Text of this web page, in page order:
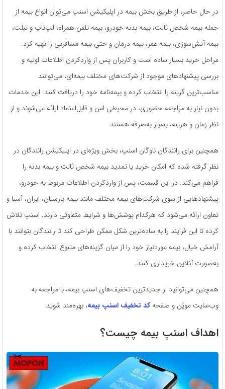
در حال حاضر، از طریق بخش بیمه در اپلیکیشن اسنپ می‌توان انواع بیمه از
جمله بیمه شخص ثالث، بیمه بدنه خودرو، بیمه تلفن همراه، لپ‌تاپ و تبلت،
بیمه آتش‌سوزی، بیمه عمر، بیمه درمان و حتی بیمه مسافرتی را تهیه کرد.
مراحل خرید بسیار ساده است و کاربران پس از واردکردن اطلاعات اولیه و
بررسی پیشنهادهای موجود از شرکت‌های مختلف بیمه‌ای، می‌توانند
مناسب‌ترین گزینه را انتخاب کرده و بیمه‌نامه خود را دریافت کنند. این خدمات
بدون نیاز به مراجعه حضوری، در محیطی امن و قابل‌اعتماد ارائه می‌شوند و از
نظر زمان و هزینه، بسیار به‌صرفه هستند.
همچنین برای رانندگان ناوگان اسنپ، بخش ویژه‌ای در اپلیکیشن رانندگان در
نظر گرفته شده که امکان خرید یا تمدید بیمه شخص ثالث و بیمه بدنه را
فراهم می‌کند. در این قسمت، پس از واردکردن اطلاعات مربوط به خودرو،
پیشنهادهایی از سوی شرکت‌های بیمه مختلف مانند بیمه پارسیان، ایران، آسیا و
تعاون ارائه می‌شود که هرکدام پوشش‌ها و شرایط متفاوتی دارند. اسنپ تلاش
کرده تا این فرایند را به ساده‌ترین شکل ممکن طراحی کند تا رانندگان بتوانند با
آرامش خیال، بیمه موردنیاز خود را از میان گزینه‌های متنوع انتخاب کرده و
به‌صورت آنلاین خریداری کنند.
همچنین می‌توانید از جدیدترین تخفیف‌های اسنپ بیمه، با مراجعه به
وب‌سایت موپُن و صفحهکد تخفیف اسنپ بیمه، بهره‌مند شوید.
اهداف اسنپ بیمه چیست؟